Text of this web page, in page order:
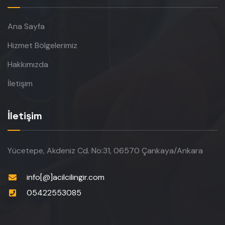
Ana Sayfa
Hizmet Bölgelerimiz
Hakkımızda
İletişim
İletişim
Yücetepe, Akdeniz Cd. No:31, 06570 Çankaya/Ankara
info[@]acilcilingir.com
05422553085